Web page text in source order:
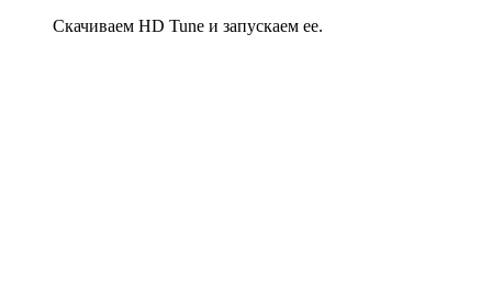
Скачиваем HD Tune и запускаем ее.